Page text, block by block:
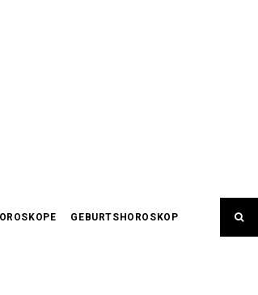
GEBURTSHOROSKOP